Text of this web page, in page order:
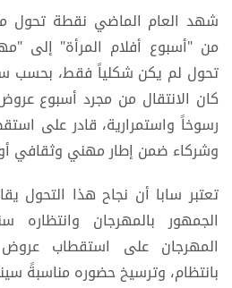
شهد العام الماضي نقطة تحول
من "أسبوع أفلام المرأة" إلى
تحول لم يكن شكلياً فقط، بحسب
كان الانتقال من مجرد أسبوع
رسوخاً واستمرارية، قادر على
وشركاء ضمن إطار مهني وثقافي
تعتبر سابا أن نجاح هذا التحول
الجمهور بالمهرجان وانتظاره
المهرجان على استقطاب
بانتظام، وترسيخ حضوره مناسبةً